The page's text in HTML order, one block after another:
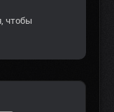
, чтобы